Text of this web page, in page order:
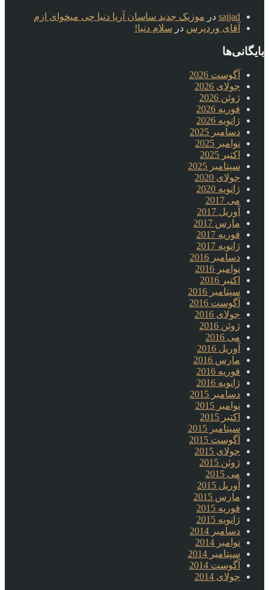
sajjad در موزیک جدید ساسان آریا دنیا چی میخوای ازم
آقای وردپرس در سلام دنیا!
بایگانی‌ها
آگوست 2026
جولای 2026
ژوئن 2026
فوریه 2026
ژانویه 2026
دسامبر 2025
نوامبر 2025
اکتبر 2025
سپتامبر 2025
جولای 2020
ژانویه 2020
می 2017
آوریل 2017
مارس 2017
فوریه 2017
ژانویه 2017
دسامبر 2016
نوامبر 2016
اکتبر 2016
سپتامبر 2016
آگوست 2016
جولای 2016
ژوئن 2016
می 2016
آوریل 2016
مارس 2016
فوریه 2016
ژانویه 2016
دسامبر 2015
نوامبر 2015
اکتبر 2015
سپتامبر 2015
آگوست 2015
جولای 2015
ژوئن 2015
می 2015
آوریل 2015
مارس 2015
فوریه 2015
ژانویه 2015
دسامبر 2014
نوامبر 2014
سپتامبر 2014
آگوست 2014
جولای 2014